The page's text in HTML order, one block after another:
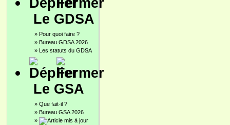
Le GDSA
» Pour quoi faire ?
» Bureau GDSA 2026
» Les statuts du GDSA
Le GSA
» Que fait-il ?
» Bureau GSA 2026
»